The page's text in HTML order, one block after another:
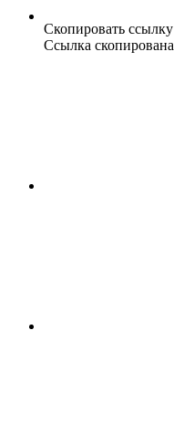
Скопировать ссылку
Ссылка скопирована